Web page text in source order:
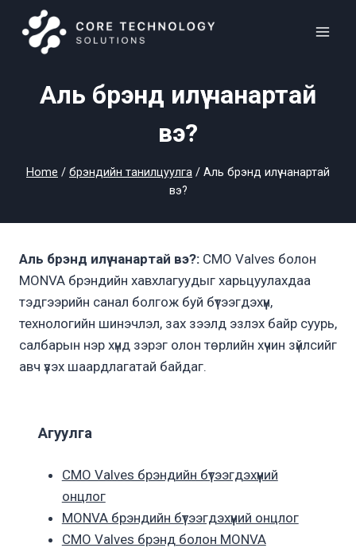
content
Аль брэнд илүү чанартай
вэ?
Home / брэндийн танилцуулга / Аль брэнд илүү чанартай
вэ?
Аль брэнд илүү чанартай вэ?: CMO Valves болон
MONVA брэндийн хавхлагуудыг харьцуулахдаа
тэдгээрийн санал болгож буй бүтээгдэхүүн,
технологийн шинэчлэл, зах зээлд эзлэх байр суурь,
салбарын нэр хүнд зэрэг олон төрлийн хүчин зүйлсийг
авч үзэх шаардлагатай байдаг.
Агуулга
CMO Valves брэндийн бүтээгдэхүүний
онцлог
MONVA брэндийн бүтээгдэхүүний онцлог
CMO Valves брэнд болон MONVA